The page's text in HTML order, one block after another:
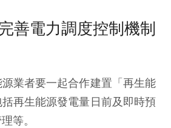
善電力調度控制機制
者要一起合作建置「再生能
再生能源發電量日前及即時預
等。